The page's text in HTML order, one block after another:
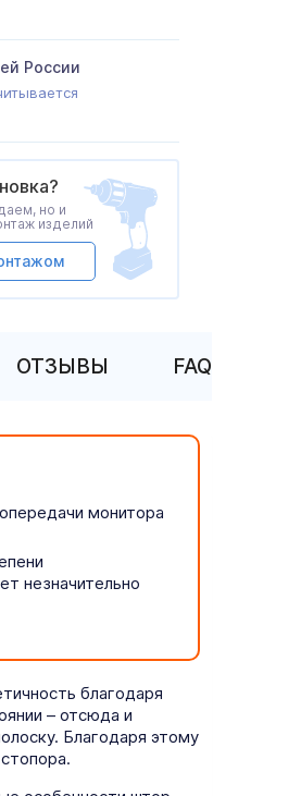
России
но и
изделий
ОТЗЫВЫ FAQ
монитора
незначительно
благодаря
– отсюда и
Благодаря этому